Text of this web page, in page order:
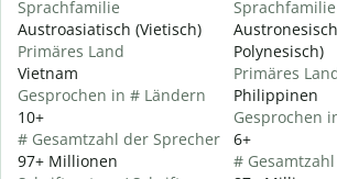
Sprachfamilie
Austroasiatisch (Vietisch)
Primäres Land
Vietnam
Gesprochen in # Ländern
10+
# Gesamtzahl der Sprecher
97+ Millionen
Sprachfamilie
Polynesisch)
Primäres
Philippinen
Gesprochen
6+
#